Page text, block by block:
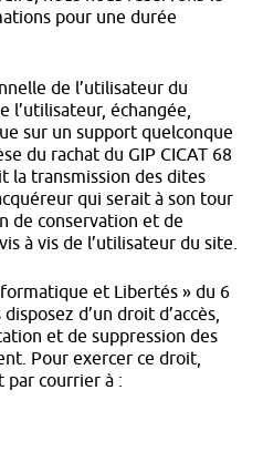
pour une durée
de l’utilisateur du
l’utilisateur, échangée,
sur un support quelconque
du rachat du GIP CICAT 68
la transmission des dites
qui serait à son tour
de conservation et de
à vis de l’utilisateur du site.
et Libertés » du 6
d’un droit d’accès,
et de suppression des
Pour exercer ce droit,
par courrier à :